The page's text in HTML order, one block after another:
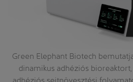
Green Elephant Biotech
dinamikus adhéziós
adhéziós sejtnövesztési